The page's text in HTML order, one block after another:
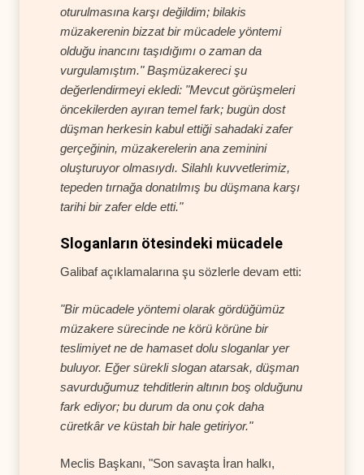
oturulmasına karşı değildim; bilakis
müzakerenin bizzat bir mücadele yöntemi
olduğu inancını taşıdığımı o zaman da
vurgulamıştım." Başmüzakereci şu
değerlendirmeyi ekledi: "Mevcut görüşmeleri
öncekilerden ayıran temel fark; bugün dost
düşman herkesin kabul ettiği sahadaki zafer
gerçeğinin, müzakerelerin ana zeminini
oluşturuyor olmasıydı. Silahlı kuvvetlerimiz,
tepeden tırnağa donatılmış bu düşmana karşı
tarihi bir zafer elde etti."
Sloganların ötesindeki mücadele
Galibaf açıklamalarına şu sözlerle devam etti:
"Bir mücadele yöntemi olarak gördüğümüz
müzakere sürecinde ne körü körüne bir
teslimiyet ne de hamaset dolu sloganlar yer
buluyor. Eğer sürekli slogan atarsak, düşman
savurduğumuz tehditlerin altının boş olduğunu
fark ediyor; bu durum da onu çok daha
cüretkâr ve küstah bir hale getiriyor."
Meclis Başkanı, "Son savaşta İran halkı,